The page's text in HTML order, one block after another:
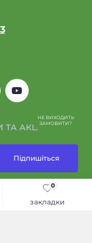
закладки
0
ТА АКЦІЯМИ:
Підпишіться
НЕ ВИХОДИТЬ
ЗАМОВИТИ?